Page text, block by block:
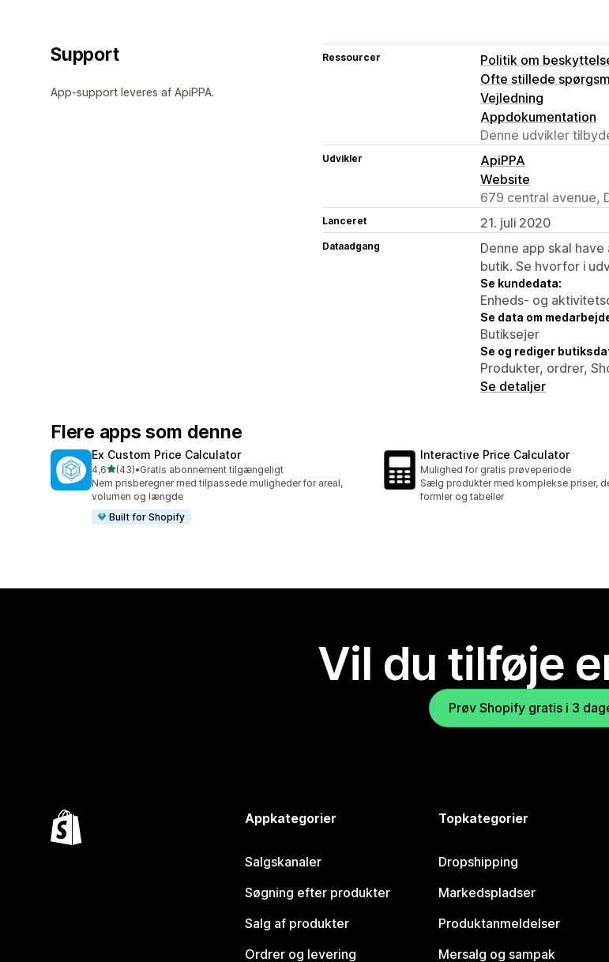
Support
App-support leveres af ApiPPA.
Ressourcer
Politik om
Ofte stillede
Vejledning
Appdokumentation
Denne udvikler
Udvikler
ApiPPA
Website
679 central avenue,
Lanceret 21. juli 2020
Dataadgang
Denne app skal
butik. Se hvorfor i
Se kundedata:
Enheds- og
Se data om
Butiksejer
Se og rediger
Produkter, ordrer,
Se detaljer
Flere apps som denne
Ex Custom Price Calculator
4,6ud af 5 stjerner
(43)
43 anmeldelser i alt
•Gratis abonnement tilgængeligt
Nem prisberegner med tilpassede muligheder for areal,
volumen og længde
Built for Shopify
Interactive Price Calculator
Mulighed for gratis prøveperiode
Sælg produkter med komplekse priser,
formler og tabeller
Vil du tilføje
Prøv Shopify gratis i 3
Appkategorier
Salgskanaler
Søgning efter produkter
Salg af produkter
Ordrer og levering
Topkategorier
Dropshipping
Markedspladser
Produktanmeldelser
Mersalg og sampak